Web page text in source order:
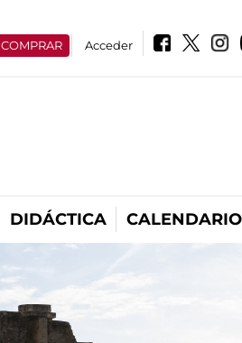
COMPRAR Acceder
DIDÁCTICA CALENDARIO